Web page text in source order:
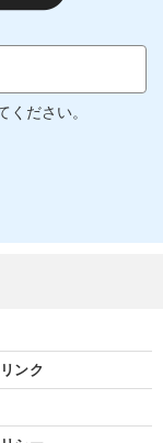
ください。
ンク